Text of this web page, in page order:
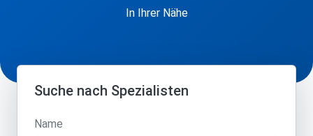
In Ihrer Nähe
Suche nach Spezialisten
Name